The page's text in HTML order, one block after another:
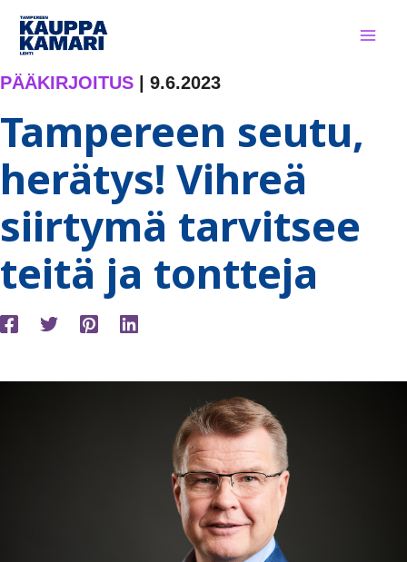
Siirry
sisältöön
PÄÄKIRJOITUS 9.6.2023
Tampereen seutu,
herätys! Vihreä
siirtymä tarvitsee
teitä ja tontteja